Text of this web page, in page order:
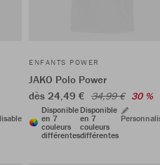
ENFANTS POWER
JAKO Polo Power
dès 24,49 € 34,99 € 30 %
Disponible
en 7
couleurs
différentes
Disponible
en 7
couleurs
différentes